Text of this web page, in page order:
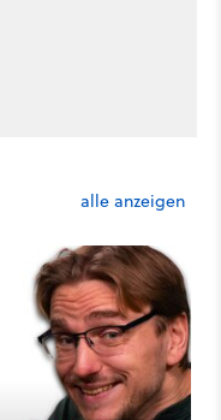
alle anzeigen